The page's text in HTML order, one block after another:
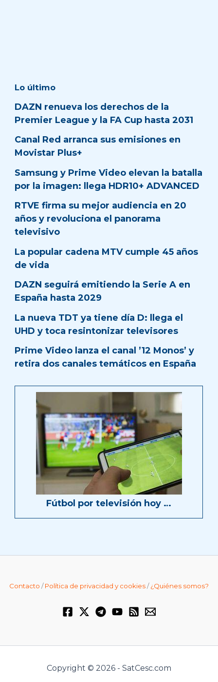
Lo último
DAZN renueva los derechos de la
Premier League y la FA Cup hasta 2031
Canal Red arranca sus emisiones en
Movistar Plus+
Samsung y Prime Video elevan la batalla
por la imagen: llega HDR10+ ADVANCED
RTVE firma su mejor audiencia en 20
años y revoluciona el panorama
televisivo
La popular cadena MTV cumple 45 años
de vida
DAZN seguirá emitiendo la Serie A en
España hasta 2029
La nueva TDT ya tiene día D: llega el
UHD y toca resintonizar televisores
Prime Video lanza el canal ’12 Monos’ y
retira dos canales temáticos en España
Fútbol por televisión hoy …
Contacto /Política de privacidad y cookies/¿Quiénes somos?
Copyright © 2026 - SatCesc.com